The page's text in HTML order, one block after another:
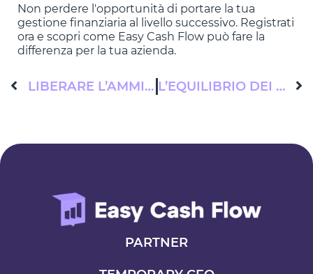
Non perdere l'opportunità di portare la tua
gestione finanziaria al livello successivo. Registrati
ora e scopri come Easy Cash Flow può fare la
differenza per la tua azienda.
LIBERARE L’AMMINISTRAZIONE: COME EASY CASH FLOW RIVOLUZIONA L’ACCESSO AI DATI BANCARI NELLE PICCOLE AZIENDE L’EQUILIBRIO DEI FLUSSI DI CASSA: LA CHIAVE PER LA SALUTE FINANZIARIA AZIENDALE
PARTNER